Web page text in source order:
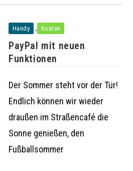
Handy , Konten
PayPal mit neuen
Funktionen
Der Sommer steht vor der Tür!
Endlich können wir wieder
draußen im Straßencafé die
Sonne genießen, den
Fußballsommer